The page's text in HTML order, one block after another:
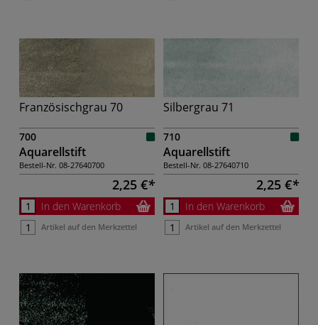
Französischgrau 70
700
Aquarellstift
Bestell-Nr. 08-27640700
2,25 €
In den Warenkorb
Artikel auf den Merkzettel
Silbergrau 71
710
Aquarellstift
Bestell-Nr. 08-27640710
2,25 €
In den Warenkorb
Artikel auf den Merkzettel